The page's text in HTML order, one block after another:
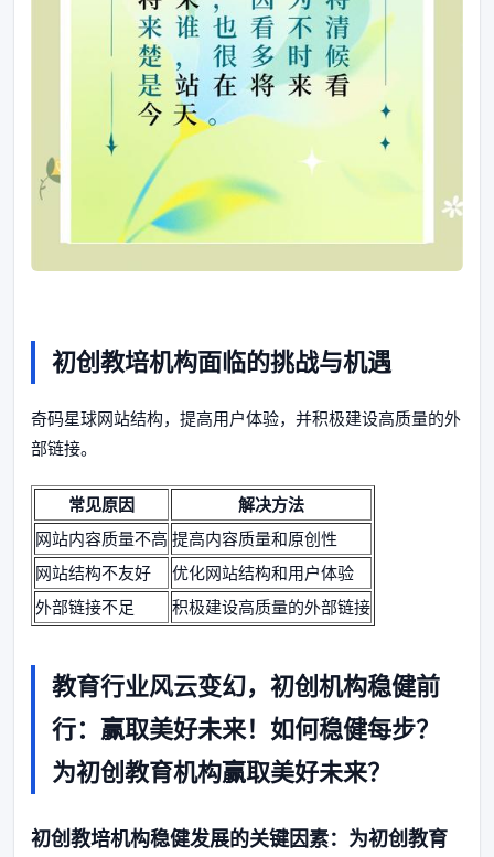
初创教培机构面临的挑战与机遇
奇码星球网站结构，提高用户体验，并积极建设高质量的外
部链接。
常见原因
解决方法
网站内容质量不高 提高内容质量和原创性
网站结构不友好
优化网站结构和用户体验
外部链接不足
积极建设高质量的外部链接
教育行业风云变幻，初创机构稳健前
行：赢取美好未来！如何稳健每步？
为初创教育机构赢取美好未来？
初创教培机构稳健发展的关键因素：为初创教育